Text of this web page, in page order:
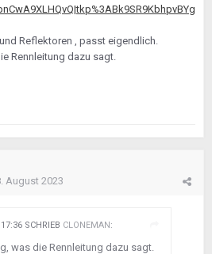
Reflektoren , passt eigendlich.
Rennleitung dazu sagt.
August 2023
SCHRIEB CLONEMAN :
was die Rennleitung dazu sagt.